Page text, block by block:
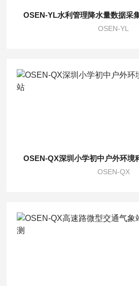
OSEN-YL水利管理降水量数据采
OSEN-YL
OSEN-QX深圳小学初中户外环境
OSEN-QX